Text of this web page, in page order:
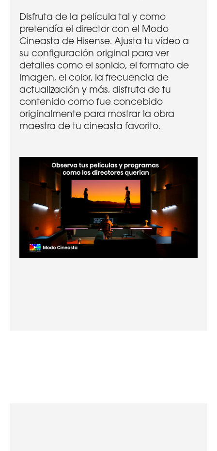
Disfruta de la película tal y como
pretendía el director con el Modo
Cineasta de Hisense. Ajusta tu vídeo a
su configuración original para ver
detalles como el sonido, el formato de
imagen, el color, la frecuencia de
actualización y más, disfruta de tu
contenido como fue concebido
originalmente para mostrar la obra
maestra de tu cineasta favorito.